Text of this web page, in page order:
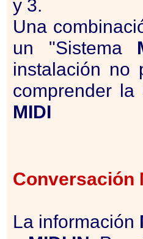
y 3.
Una
un "Sistema
instalación
comprender la
MIDI
Conversación
La información